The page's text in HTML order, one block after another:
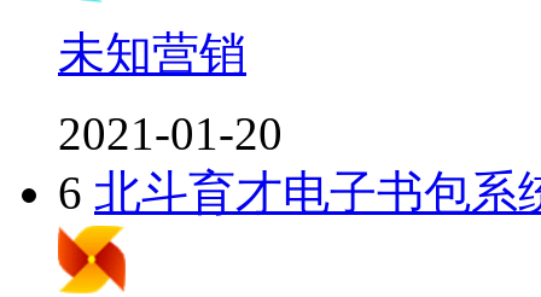
未知营销
2021-01-20
6 北斗育才电子书包系